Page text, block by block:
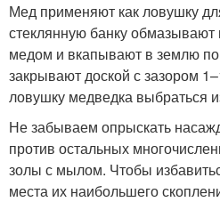
Мед применяют как ловушку
стеклянную банку обмазывают
медом и вкапывают в землю
закрывают доской с зазором
ловушку медведка выбраться
Не забываем опрыскать
против остальных
золы с мылом. Чтобы
места их наибольшего